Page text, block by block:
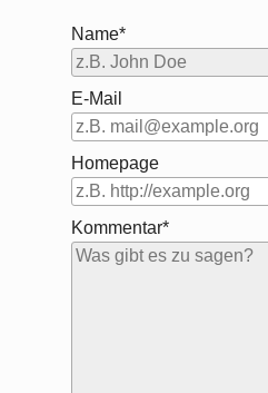
Name*
E-Mail
Homepage
Kommentar*